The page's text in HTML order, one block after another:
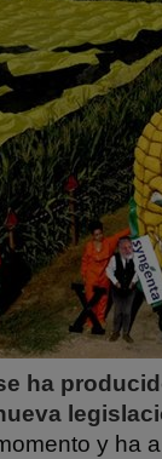
ha
y ha